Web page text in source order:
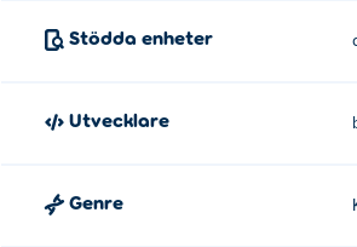
Du kan spela Fruits of Fury gratis på Poki.
Fruits of Fury kan spelas på din dator
Stödda enheter
Utvecklare
Genre